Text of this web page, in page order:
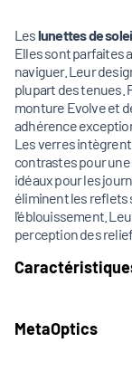
Leslunettes de
Elles sont parfaites
naviguer. Leur
plupart des tenues.
monture Evolve et
adhérence
Les verres
contrastes pour
idéaux pour les
éliminent les reflets
l'éblouissement.
perception des
MetaOptics